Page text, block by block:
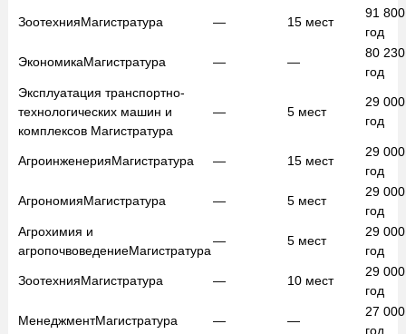
ЗоотехнияМагистратура — 15 мест
91
год
ЭкономикаМагистратура — —
80
год
Эксплуатация транспортно-
технологических машин и
комплексов Магистратура
— 5 мест
29
год
АгроинженерияМагистратура — 15 мест
29
год
АгрономияМагистратура — 5 мест
29
год
Агрохимия и
агропочвоведениеМагистратура
— 5 мест
29
год
ЗоотехнияМагистратура — 10 мест
29
год
МенеджментМагистратура — —
27
год